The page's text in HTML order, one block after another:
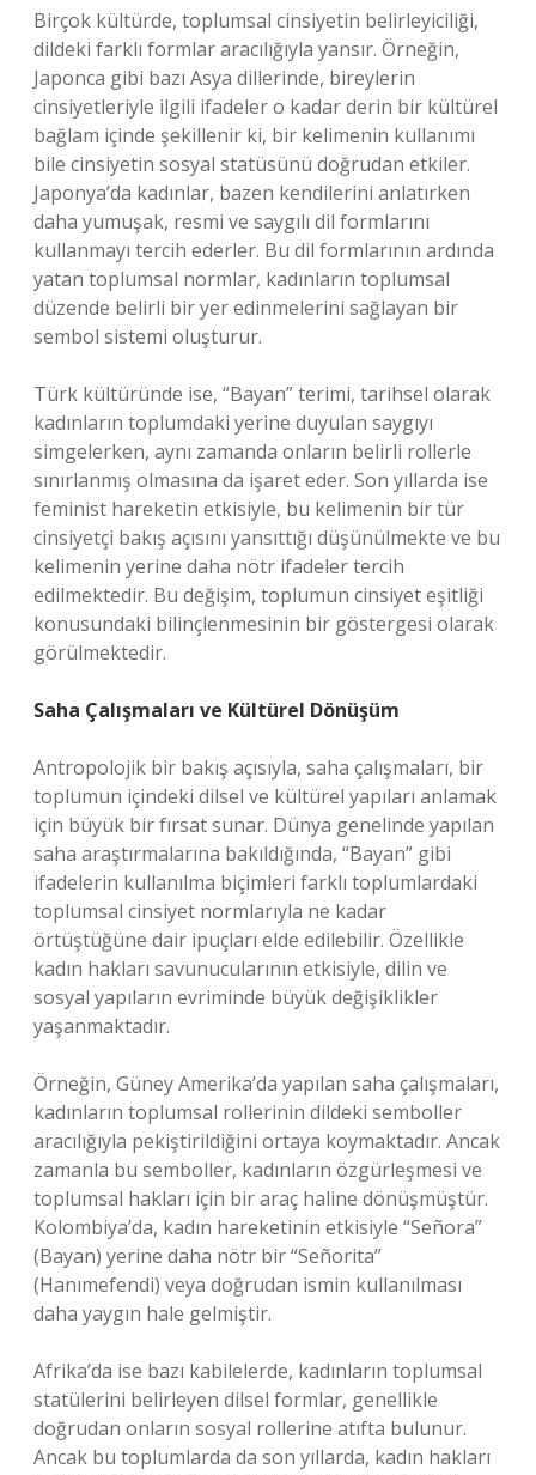
Birçok kültürde, toplumsal cinsiyetin belirleyiciliği,
dildeki farklı formlar aracılığıyla yansır. Örneğin,
Japonca gibi bazı Asya dillerinde, bireylerin
cinsiyetleriyle ilgili ifadeler o kadar derin bir kültürel
bağlam içinde şekillenir ki, bir kelimenin kullanımı
bile cinsiyetin sosyal statüsünü doğrudan etkiler.
Japonya’da kadınlar, bazen kendilerini anlatırken
daha yumuşak, resmi ve saygılı dil formlarını
kullanmayı tercih ederler. Bu dil formlarının ardında
yatan toplumsal normlar, kadınların toplumsal
düzende belirli bir yer edinmelerini sağlayan bir
sembol sistemi oluşturur.
Türk kültüründe ise, “Bayan” terimi, tarihsel olarak
kadınların toplumdaki yerine duyulan saygıyı
simgelerken, aynı zamanda onların belirli rollerle
sınırlanmış olmasına da işaret eder. Son yıllarda ise
feminist hareketin etkisiyle, bu kelimenin bir tür
cinsiyetçi bakış açısını yansıttığı düşünülmekte ve bu
kelimenin yerine daha nötr ifadeler tercih
edilmektedir. Bu değişim, toplumun cinsiyet eşitliği
konusundaki bilinçlenmesinin bir göstergesi olarak
görülmektedir.
Saha Çalışmaları ve Kültürel Dönüşüm
Antropolojik bir bakış açısıyla, saha çalışmaları, bir
toplumun içindeki dilsel ve kültürel yapıları anlamak
için büyük bir fırsat sunar. Dünya genelinde yapılan
saha araştırmalarına bakıldığında, “Bayan” gibi
ifadelerin kullanılma biçimleri farklı toplumlardaki
toplumsal cinsiyet normlarıyla ne kadar
örtüştüğüne dair ipuçları elde edilebilir. Özellikle
kadın hakları savunucularının etkisiyle, dilin ve
sosyal yapıların evriminde büyük değişiklikler
yaşanmaktadır.
Örneğin, Güney Amerika’da yapılan saha çalışmaları,
kadınların toplumsal rollerinin dildeki semboller
aracılığıyla pekiştirildiğini ortaya koymaktadır. Ancak
zamanla bu semboller, kadınların özgürleşmesi ve
toplumsal hakları için bir araç haline dönüşmüştür.
Kolombiya’da, kadın hareketinin etkisiyle “Señora”
(Bayan) yerine daha nötr bir “Señorita”
(Hanımefendi) veya doğrudan ismin kullanılması
daha yaygın hale gelmiştir.
Afrika’da ise bazı kabilelerde, kadınların toplumsal
statülerini belirleyen dilsel formlar, genellikle
doğrudan onların sosyal rollerine atıfta bulunur.
Ancak bu toplumlarda da son yıllarda, kadın hakları